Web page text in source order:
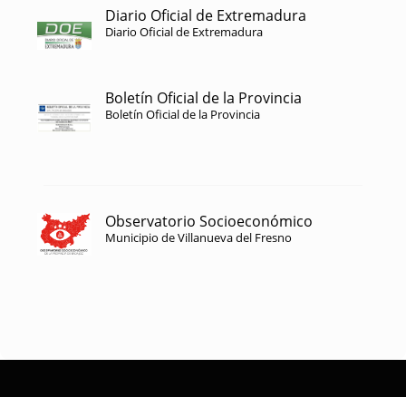
Diario Oficial de Extremadura
Diario Oficial de Extremadura
Boletín Oficial de la Provincia
Boletín Oficial de la Provincia
Observatorio Socioeconómico
Municipio de Villanueva del Fresno